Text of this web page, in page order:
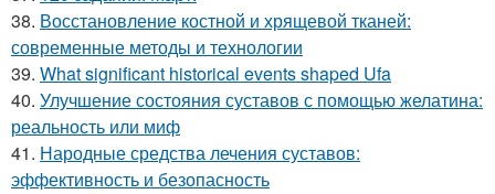
38. Восстановление костной и хрящевой тканей:
современные методы и технологии
39. What significant historical events shaped Ufa
40. Улучшение состояния суставов с помощью желатина:
реальность или миф
41. Народные средства лечения суставов:
эффективность и безопасность